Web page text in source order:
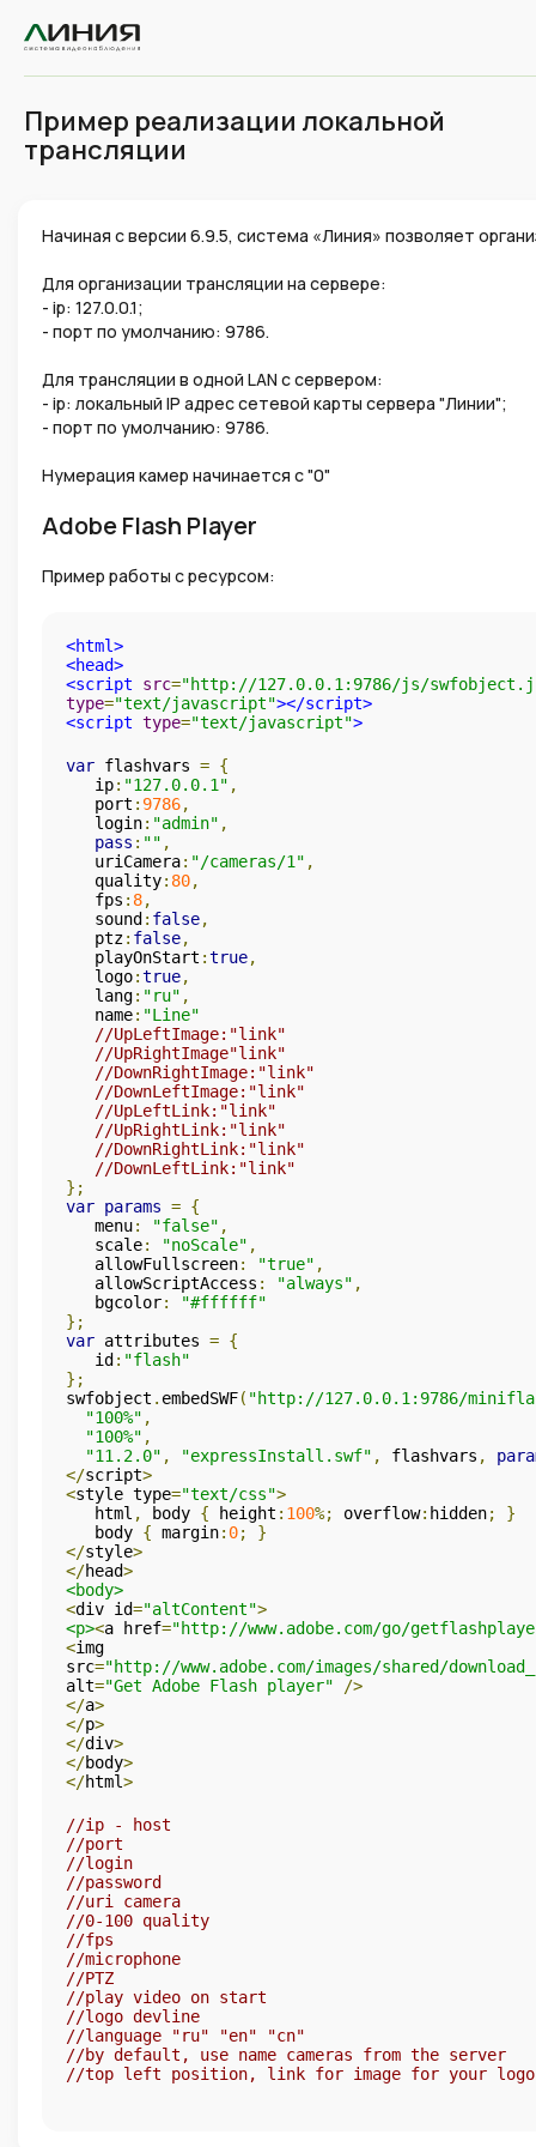
Пример реализации локальной
трансляции
Начиная с версии 6.9.5, система «Линия» позволяет
Для организации трансляции на сервере:
- ip: 127.0.0.1;
- порт по умолчанию: 9786.
Для трансляции в одной LAN с сервером:
- ip: локальный IP адрес сетевой карты сервера "Линии";
- порт по умолчанию: 9786.
Нумерация камер начинается с "0"
Adobe Flash Player
Пример работы с ресурсом:
<html>
<head>
<script
src="http://127.0.0.1:9786/js/
type="text/javascript"></script>
<script type="text/javascript">
var flashvars = {
   ip
: "127.0.0.1" ,
   port
: 9786,
   login
: "admin" ,
pass : "" ,
   uriCamera
: "/cameras/1" ,
   quality
: 80,
   fps
: 8,
   sound
: false,
   ptz
: false,
   playOnStart
:true,
   logo
:true,
   lang
: "ru" ,
   name
: "Line"
//UpLeftImage:"link"
//UpRightImage"link"
//DownRightImage:"link"
//DownLeftImage:"link"
//UpLeftLink:"link"
//UpRightLink:"link"
//DownRightLink:"link"
//DownLeftLink:"link"
};
var params = {
   menu
: "false" ,
   scale
: "noScale" ,
   allowFullscreen
: "true" ,
   allowScriptAccess
: "always" ,
   bgcolor
:
"#ffffff"
};
var attributes = {
   id
: "flash"
};
swfobject . embedSWF( "http://127.0.0.1:9786/
"100%" ,
"100%" ,
"11.2.0" , "expressInstall.swf" , flashvars ,
</script>
<style type="text/css">
   html
, body { height : 100%; overflow: hidden;
}
   body
{ margin: 0;
}
</style>
</head>
<body>
<div id="altContent">
<p><a href="http://www.adobe.com/go/
<img
src="http://www.adobe.com/images/shared/
alt="Get Adobe Flash player"
/>
</a>
</p>
</div>
</body>
</html>
//ip - host
//port
//login
//password
//uri camera
//0-100 quality
//fps
//microphone
//PTZ
//play video on start
//logo devline
//language "ru" "en" "cn"
//by default, use name cameras from the server
//top left position, link for image for your logo